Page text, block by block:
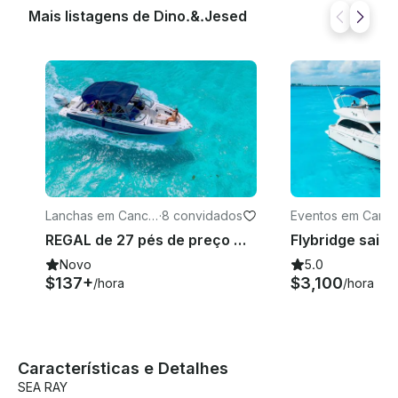
Mais listagens de Dino.&.Jesed
Lanchas em Cancú
n
·8 convidados
REGAL de 27 pés de preço mais baixo em Cancún
Novo
$137+/hora
Eventos em
n
5.0
$3,100/hora
Características e Detalhes
SEA RAY